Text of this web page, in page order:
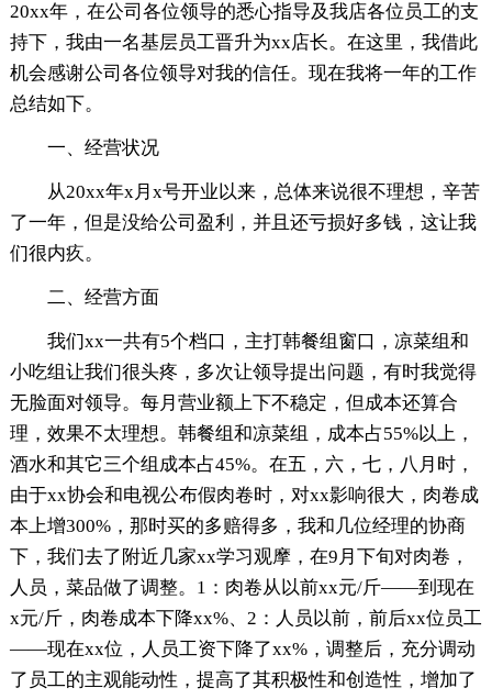
20xx年，在公司各位领导的悉心指导及我店各位员工的支
持下，我由一名基层员工晋升为xx店长。在这里，我借此
机会感谢公司各位领导对我的信任。现在我将一年的工作
总结如下。
一、经营状况
从20xx年x月x号开业以来，总体来说很不理想，辛苦
了一年，但是没给公司盈利，并且还亏损好多钱，这让我
们很内疚。
二、经营方面
我们xx一共有5个档口，主打韩餐组窗口，凉菜组和
小吃组让我们很头疼，多次让领导提出问题，有时我觉得
无脸面对领导。每月营业额上下不稳定，但成本还算合
理，效果不太理想。韩餐组和凉菜组，成本占55%以上，
酒水和其它三个组成本占45%。在五，六，七，八月时，
由于xx协会和电视公布假肉卷时，对xx影响很大，肉卷成
本上增300%，那时买的多赔得多，我和几位经理的协商
下，我们去了附近几家xx学习观摩，在9月下旬对肉卷，
人员，菜品做了调整。1：肉卷从以前xx元/斤——到现在
x元/斤，肉卷成本下降xx%、2：人员以前，前后xx位员工
——现在xx位，人员工资下降了xx%，调整后，充分调动
了员工的主观能动性，提高了其积极性和创造性，增加了